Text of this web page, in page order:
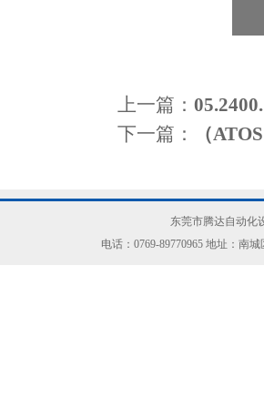
上一篇：
下一篇：
（
东莞市腾达自动化
电话：0769-89770965 地址：南